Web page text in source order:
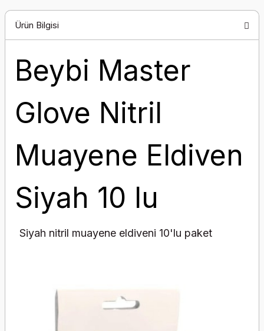
Ürün Bilgisi
Beybi Master
Glove Nitril
Muayene Eldiven
Siyah 10 lu
Siyah nitril muayene eldiveni 10'lu paket